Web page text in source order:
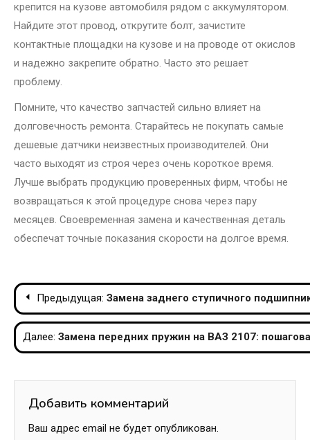
крепится на кузове автомобиля рядом с аккумулятором.
Найдите этот провод, открутите болт, зачистите
контактные площадки на кузове и на проводе от окислов
и надежно закрепите обратно. Часто это решает
проблему.
Помните, что качество запчастей сильно влияет на
долговечность ремонта. Старайтесь не покупать самые
дешевые датчики неизвестных производителей. Они
часто выходят из строя через очень короткое время.
Лучше выбрать продукцию проверенных фирм, чтобы не
возвращаться к этой процедуре снова через пару
месяцев. Своевременная замена и качественная деталь
обеспечат точные показания скорости на долгое время.
Навигация
по
записям
Предыдущая: Замена заднего ступичного
Далее: Замена передних пружин на ВАЗ 2107:
Добавить комментарий
Ваш адрес email не будет опубликован.